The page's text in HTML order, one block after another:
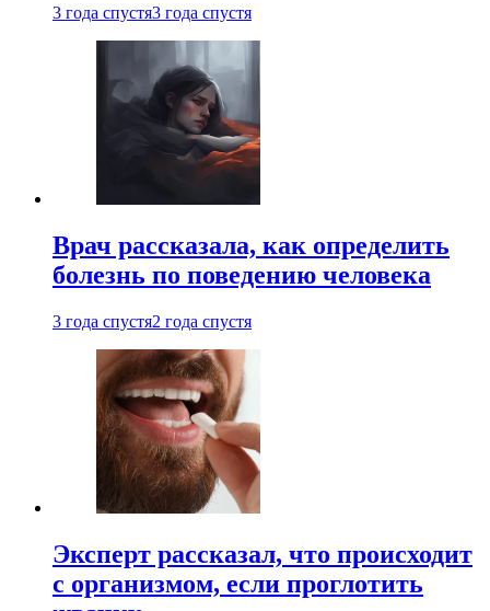
3 года спустя3 года спустя
Врач рассказала, как определить
болезнь по поведению человека
3 года спустя2 года спустя
Эксперт рассказал, что происходит
с организмом, если проглотить